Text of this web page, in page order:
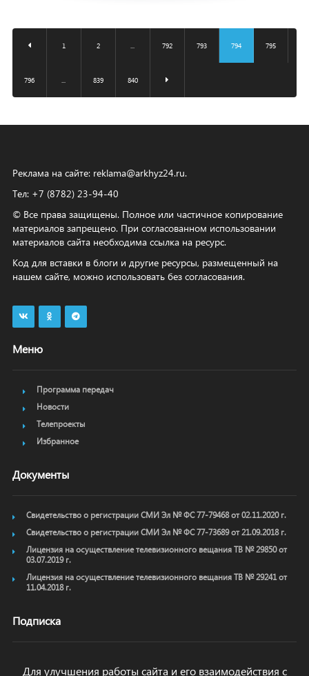
1 2 792 793 794 795
796 839 840
Реклама на сайте: reklama@arkhyz24.ru.
Тел: +7 (8782) 23‑94‑40
© Все права защищены. Полное или частичное копирование
материалов запрещено. При согласованном использовании
материалов сайта необходима ссылка на ресурс.
Код для вставки в блоги и другие ресурсы, размещенный на
нашем сайте, можно использовать без согласования.
Меню
Программа передач
Новости
Телепроекты
Избранное
Документы
Свидетельство о регистрации СМИ Эл № ФС 77-79468 от 02.11.2020 г.
Свидетельство о регистрации СМИ Эл № ФС 77-73689 от 21.09.2018 г.
Лицензия на осуществление телевизионного вещания ТВ № 29850 от
03.07.2019 г.
Лицензия на осуществление телевизионного вещания ТВ № 29241 от
11.04.2018 г.
Подписка
Для улучшения работы сайта и его взаимодействия с